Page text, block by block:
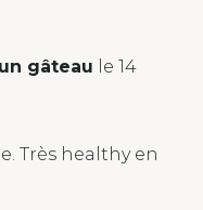
gâteau le 14
Très healthy en